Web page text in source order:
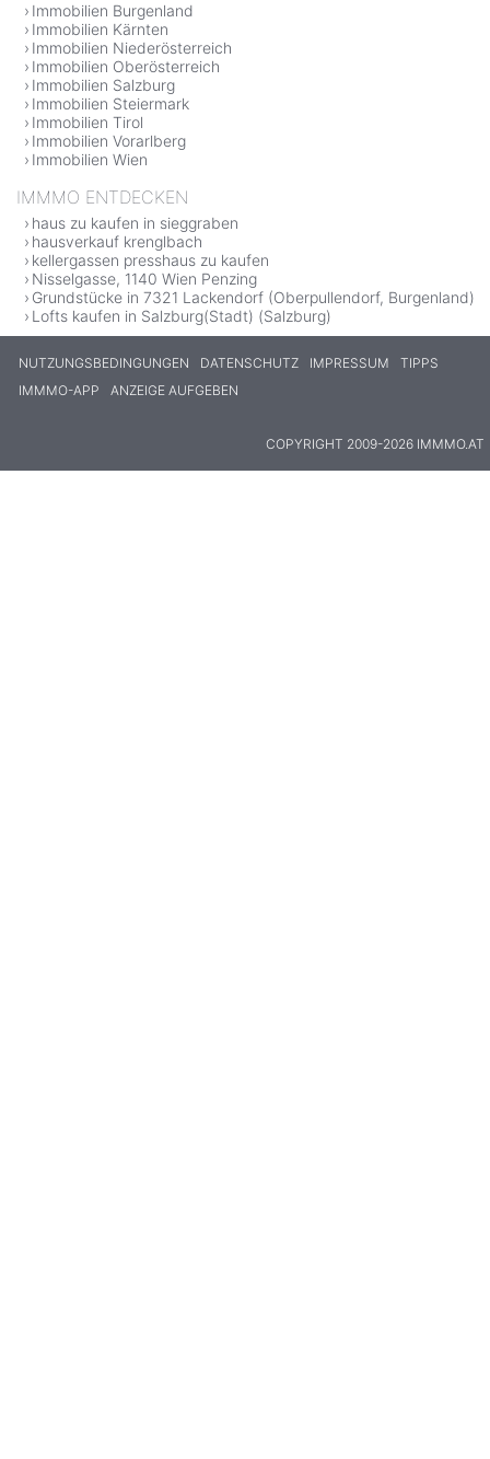
Immobilien Burgenland
Immobilien Kärnten
Immobilien Niederösterreich
Immobilien Oberösterreich
Immobilien Salzburg
Immobilien Steiermark
Immobilien Tirol
Immobilien Vorarlberg
Immobilien Wien
IMMMO ENTDECKEN
haus zu kaufen in sieggraben
hausverkauf krenglbach
kellergassen presshaus zu kaufen
Nisselgasse, 1140 Wien Penzing
Grundstücke in 7321 Lackendorf (Oberpullendorf, Burgenland)
Lofts kaufen in Salzburg(Stadt) (Salzburg)
NUTZUNGSBEDINGUNGEN DATENSCHUTZ IMPRESSUM
TIPPS
IMMMO-APP
ANZEIGE AUFGEBEN
COPYRIGHT 2009-2026 IMMMO.AT